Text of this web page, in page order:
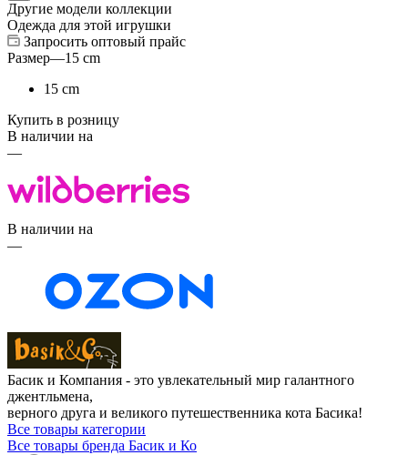
Другие модели коллекции
Одежда для этой игрушки
Запросить оптовый прайс
Размер—15 cm
15 cm
Купить в розницу
В наличии на
—
В наличии на
—
Басик и Компания - это увлекательный мир галантного
джентльмена,
верного друга и великого путешественника кота Басика!
Все товары категории
Все товары бренда Басик и Ко